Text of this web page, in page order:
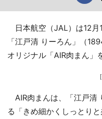
日本航空（JAL）は12月
「江戸清 りーろん」（
オリジナル「AIR肉まん」
AIR肉まんは、「江戸清
る「きめ細かくしっとり